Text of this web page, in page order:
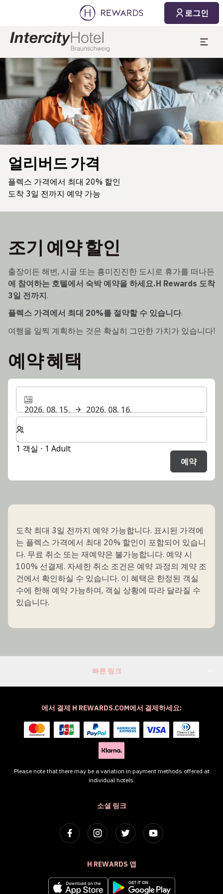
로그인
슬라이드 1 의 1
얼리버드 가격
플렉스 가격에서 최대 20% 할인
도착 3일 전까지 예약 가능
조기 예약 할인
출장이든 해변, 시골 또는 흥미진진한 도시로 휴가를 떠나든
에 참여하는 호텔에서 숙박 예약을 하세요.H Rewards 도착
3일 전까지.
플렉스 가격에서 최대 20%를 절약할 수 있습니다.
여행을 일찍 계획하는 것은 확실히 그만한 가치가 있습니다!
예약 혜택
2026. 08. 15.
2026. 08. 16.
숙박할 객실 및 게스트 수 선택
1 객실 ⋅ 1 Adult
예약
도착 최대 3일 전까지 예약 가능합니다. 표시된 가격에
는 플렉스 가격에서 최대 20% 할인이 포함되어 있습니
다. 무료 취소 또는 재예약은 불가능합니다. 예약 시
100% 선결제. 자세한 취소 조건은 예약 과정의 계약 조
건에서 확인하실 수 있습니다. 이 혜택은 한정된 객실
수에 한해 예약 가능하며, 객실 상황에 따라 달라질 수
있습니다.
빠른 링크
소셜 링크
H REWARDS 앱
에서 결제 H REWARDS.COM에서 결제하세요:
Please note that there may be a variation in payment methods offered at
individual hotels.